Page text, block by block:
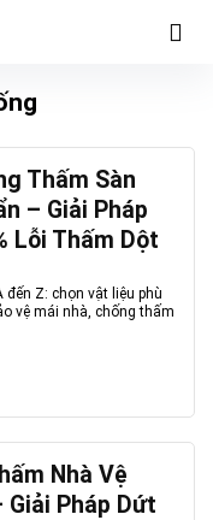
Thấm Sàn
– Giải Pháp
Lỗi Thấm Dột
Z: chọn vật liệu phù
vệ mái nhà, chống thấm
Nhà Vệ
Pháp Dứt